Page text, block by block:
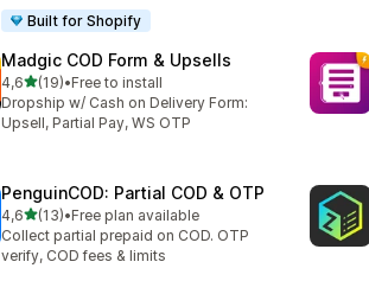
Built for Shopify
Madgic COD Form & Upsells
4,6de 5 estrelas
(19)
19 total de avaliações
•Free to install
Dropship w/ Cash on Delivery Form:
Upsell, Partial Pay, WS OTP
PenguinCOD: Partial COD & OTP
4,6de 5 estrelas
(13)
13 total de avaliações
•Free plan available
Collect partial prepaid on COD. OTP
verify, COD fees & limits